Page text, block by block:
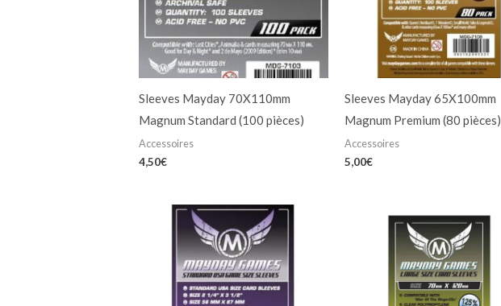
Sleeves Mayday 70X110mm
Magnum Standard (100 pièces)
Accessoires
4,50€
Sleeves Mayday 65X100mm
Magnum Premium (80 pièces)
Accessoires
5,00€